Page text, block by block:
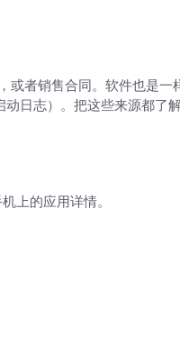
或者销售合同。软件也是
日志）。把这些来源都了
上的应用详情。